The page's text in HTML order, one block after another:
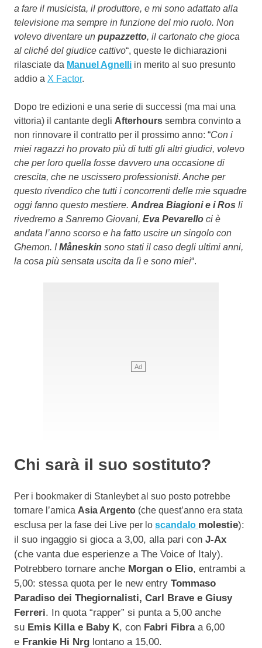
a fare il musicista, il produttore, e mi sono adattato alla
televisione ma sempre in funzione del mio ruolo. Non
volevo diventare un pupazzetto, il cartonato che gioca
al cliché del giudice cattivo“, queste le dichiarazioni
rilasciate da Manuel Agnelli in merito al suo presunto
addio a X Factor.
Dopo tre edizioni e una serie di successi (ma mai una
vittoria) il cantante degli Afterhours sembra convinto a
non rinnovare il contratto per il prossimo anno: “Con i
miei ragazzi ho provato più di tutti gli altri giudici, volevo
che per loro quella fosse davvero una occasione di
crescita, che ne uscissero professionisti. Anche per
questo rivendico che tutti i concorrenti delle mie squadre
oggi fanno questo mestiere. Andrea Biagioni e i Ros li
rivedremo a Sanremo Giovani, Eva Pevarello ci è
andata l’anno scorso e ha fatto uscire un singolo con
Ghemon. IMåneskin sono stati il caso degli ultimi anni,
la cosa più sensata uscita da lì e sono miei“.
Chi sarà il suo sostituto?
Per i bookmaker di Stanleybet al suo posto potrebbe
tornare l’amica Asia Argento (che quest’anno era stata
esclusa per la fase dei Live per lo scandalo molestie):
il suo ingaggio si gioca a 3,00, alla pari con J-Ax
(che vanta due esperienze a The Voice of Italy).
Potrebbero tornare anche Morgan o Elio, entrambi a
5,00: stessa quota per le new entry Tommaso
Paradiso dei Thegiornalisti, Carl Brave e Giusy
Ferreri. In quota “rapper” si punta a 5,00 anche
su Emis Killa e Baby K, con Fabri Fibraa 6,00
e Frankie Hi Nrg lontano a 15,00.